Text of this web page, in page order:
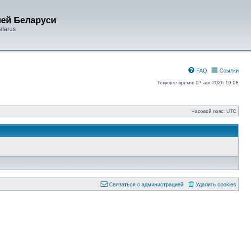
Беларуси
Ссылки
FAQ
Текущее время: 07 авг 2026 19:08
Часовой пояс: UTC
Удалить cookies
Связаться с администрацией